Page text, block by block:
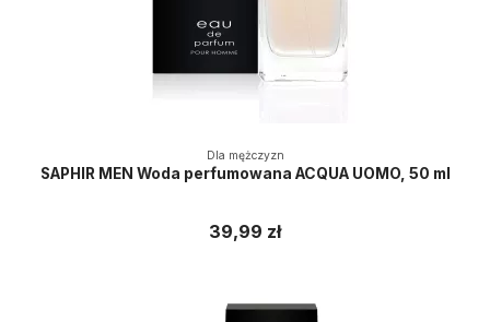
Dla mężczyzn
SAPHIR MEN Woda perfumowana ACQUA UOMO, 50 ml
39,99 zł